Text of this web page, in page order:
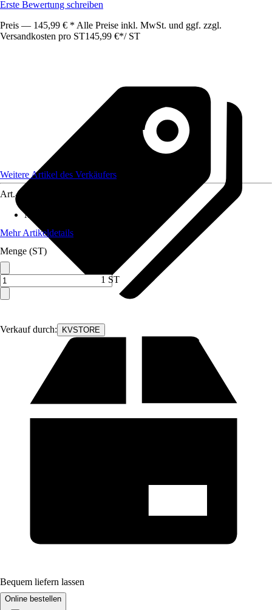
Erste Bewertung schreiben
Preis — 145,99 € * Alle Preise inkl. MwSt. und ggf. zzgl.
Versandkosten pro ST145,99 €*/ ST
Verkauf durch: KVSTORE
Weitere Artikel des Verkäufers
Art.-Nr.
Maße (BxHxT)
Mehr Artikeldetails
Menge (ST)
1 ST
Bequem liefern lassen
Online bestellen